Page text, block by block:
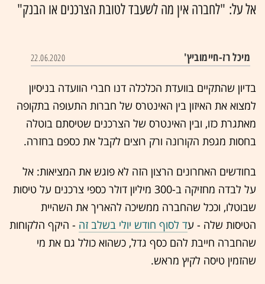
אל על: "לחברה אין מה לשעבד לטובת הצרכנים או הבנק"
מיכל רז-חיימוביץ' 22.06.2020
בדיון שהתקיים בוועדת הכלכלה דנו חברי הוועדה בניסיון
למצוא את האיזון בין האינטרס של חברות התעופה בתקופה
מאתגרת כזו, ובין האינטרס של הצרכנים שטיסתם בוטלה
בחסות מגפת הקורונה ורק רוצים לקבל את כספם בחזרה.
בחודשים האחרונים הרצון הזה לא פוגש את המציאות: אל
על לבדה מחזיקה ב-300 מיליון דולר כספי צרכנים על טיסות
שבוטלו, וככל שהחברה ממשיכה להאריך את השהיית
הטיסות שלה - עד לסוף חודש יולי בשלב זה - היקף הלקוחות
שהחברה חייבת להם כסף גדל, כשהוא כולל גם את מי
שהזמין טיסה לקיץ מראש.